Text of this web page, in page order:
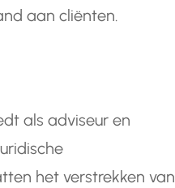
aan cliënten.
als adviseur en
het verstrekken van